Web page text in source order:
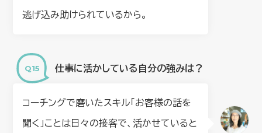
逃げ込み助けられているから。
仕事に活かしている自分の強みは？
コーチングで磨いたスキル「お客様の話を
聞く」ことは日々の接客で、活かせていると